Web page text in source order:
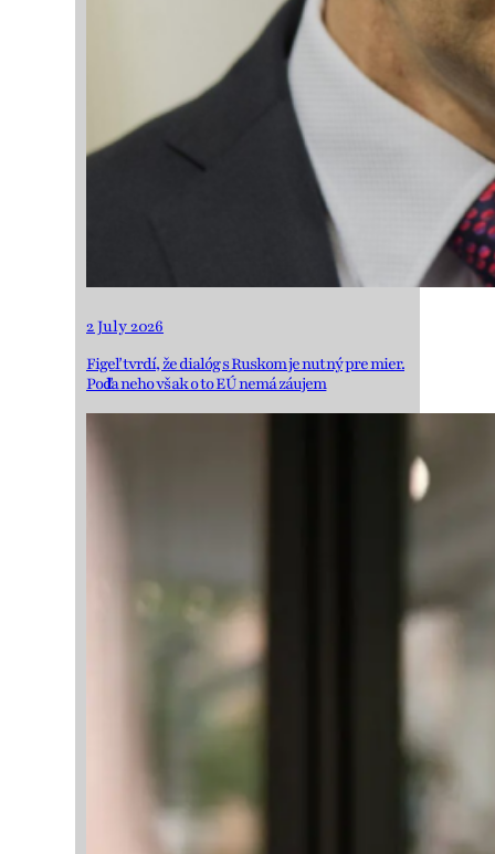
2 July 2026
Figeľ tvrdí, že dialóg s Ruskom je nutný pre mier.
Podľa neho však o to EÚ nemá záujem